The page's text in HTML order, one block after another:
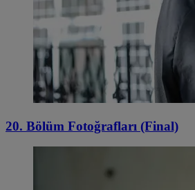
20. Bölüm Fotoğrafları (Final)